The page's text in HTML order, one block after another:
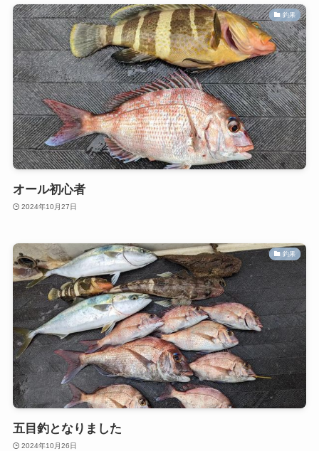
釣果
オール初心者
2024年10月27日
釣果
五目釣となりました
2024年10月26日